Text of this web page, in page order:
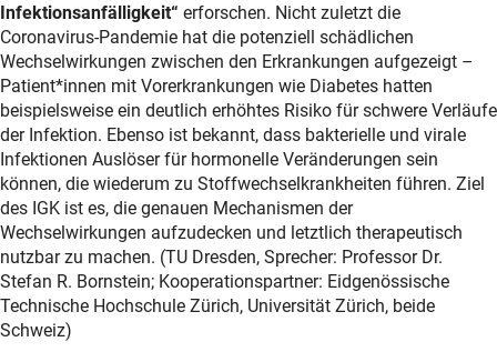
Infektionsanfälligkeit“ erforschen. Nicht zuletzt die
Coronavirus-Pandemie hat die potenziell schädlichen
Wechselwirkungen zwischen den Erkrankungen aufgezeigt –
Patient*innen mit Vorerkrankungen wie Diabetes hatten
beispielsweise ein deutlich erhöhtes Risiko für schwere Verläufe
der Infektion. Ebenso ist bekannt, dass bakterielle und virale
Infektionen Auslöser für hormonelle Veränderungen sein
können, die wiederum zu Stoffwechselkrankheiten führen. Ziel
des IGK ist es, die genauen Mechanismen der
Wechselwirkungen aufzudecken und letztlich therapeutisch
nutzbar zu machen. (TU Dresden, Sprecher: Professor Dr.
Stefan R. Bornstein; Kooperationspartner: Eidgenössische
Technische Hochschule Zürich, Universität Zürich, beide
Schweiz)